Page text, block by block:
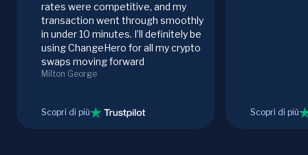
rates were competitive, and my
transaction went through smoothly
in under 10 minutes. I’ll definitely be
using ChangeHero for all my crypto
swaps moving forward
Milton George
Scopri di più Scopri di più